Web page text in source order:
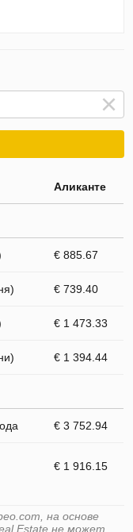
Аликанте
€ 885.67
€ 739.40
€ 1 473.33
€ 1 394.44
€ 3 752.94
€ 1 916.15
на основе
не может